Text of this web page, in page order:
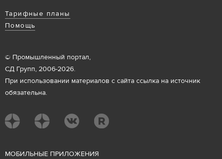
Тарифные планы
Помощь
© Промышленный портал,
СД Групп, 2006-2026.
При использовании материалов с сайта ссылка на источник
обязательна.
МОБИЛЬНЫЕ ПРИЛОЖЕНИЯ